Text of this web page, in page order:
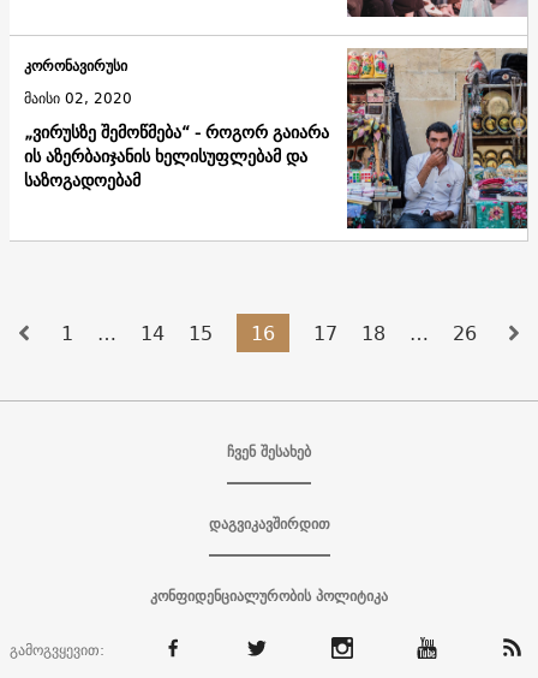
„ვირუსზე შემოწმება“ - როგორ გაიარა
ის აზერბაიჯანის ხელისუფლებამ და
საზოგადოებამ
კორონავირუსი
მაისი 02, 2020
1 … 14 15 16 17 18 … 26
ჩვენ შესახებ
დაგვიკავშირდით
კონფიდენციალურობის პოლიტიკა
გამოგვყევით: